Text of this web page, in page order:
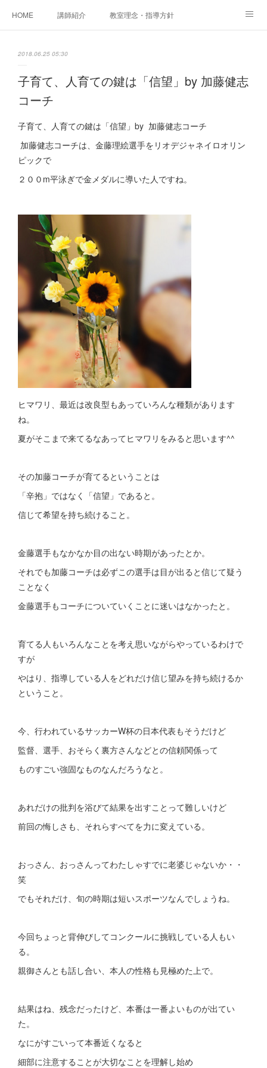
HOME 講師紹介 教室理念・指導方針
レッスンメニュー
ご相談・体験レッスンお申し込み
2018.06.25 05:30
子育て、人育ての鍵は「信望」by 加藤健志
コーチ
子育て、人育ての鍵は「信望」by 加藤健志コーチ
加藤健志コーチは、金藤理絵選手をリオデジャネイロオリン
ピックで
２００m平泳ぎで金メダルに導いた人ですね。
ヒマワリ、最近は改良型もあっていろんな種類があります
ね。
夏がそこまで来てるなあってヒマワリをみると思います^^
その加藤コーチが育てるということは
「辛抱」ではなく「信望」であると。
信じて希望を持ち続けること。
金藤選手もなかなか目の出ない時期があったとか。
それでも加藤コーチは必ずこの選手は目が出ると信じて疑う
ことなく
金藤選手もコーチについていくことに迷いはなかったと。
育てる人もいろんなことを考え思いながらやっているわけで
すが
やはり、指導している人をどれだけ信じ望みを持ち続けるか
ということ。
今、行われているサッカーW杯の日本代表もそうだけど
監督、選手、おそらく裏方さんなどとの信頼関係って
ものすごい強固なものなんだろうなと。
あれだけの批判を浴びて結果を出すことって難しいけど
前回の悔しさも、それらすべてを力に変えている。
おっさん、おっさんってわたしゃすでに老婆じゃないか・・
笑
でもそれだけ、旬の時期は短いスポーツなんでしょうね。
今回ちょっと背伸びしてコンクールに挑戦している人もい
る。
親御さんとも話し合い、本人の性格も見極めた上で。
結果はね、残念だったけど、本番は一番よいものが出てい
た。
なにがすごいって本番近くなると
細部に注意することが大切なことを理解し始め